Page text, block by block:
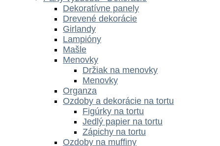
Dekoratívne panely
Drevené dekorácie
Girlandy
Lampióny
Mašle
Menovky
Držiak na menovky
Menovky
Organza
Ozdoby a dekorácie na tortu
Figúrky na tortu
Jedlý papier na tortu
Zápichy na tortu
Ozdoby na muffiny